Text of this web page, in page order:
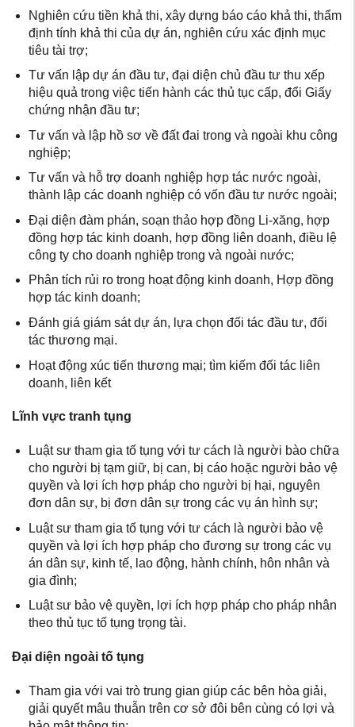
Nghiên cứu tiền khả thi, xây dựng báo cáo khả thi, thẩm
định tính khả thi của dự án, nghiên cứu xác định mục
tiêu tài trợ;
Tư vấn lập dự án đầu tư, đại diện chủ đầu tư thu xếp
hiệu quả trong việc tiến hành các thủ tục cấp, đổi Giấy
chứng nhận đầu tư;
Tư vấn và lập hồ sơ về đất đai trong và ngoài khu công
nghiệp;
Tư vấn và hỗ trợ doanh nghiệp hợp tác nước ngoài,
thành lập các doanh nghiệp có vốn đầu tư nước ngoài;
Đại diện đàm phán, soạn thảo hợp đồng Li-xăng, hợp
đồng hợp tác kinh doanh, hợp đồng liên doanh, điều lệ
công ty cho doanh nghiệp trong và ngoài nước;
Phân tích rủi ro trong hoạt động kinh doanh, Hợp đồng
hợp tác kinh doanh;
Đánh giá giám sát dự án, lựa chọn đối tác đầu tư, đối
tác thương mại.
Hoạt động xúc tiến thương mại; tìm kiếm đối tác liên
doanh, liên kết
Lĩnh vực tranh tụng
Luật sư tham gia tố tụng với tư cách là người bào chữa
cho người bị tạm giữ, bị can, bị cáo hoặc người bảo vệ
quyền và lợi ích hợp pháp cho người bị hại, nguyên
đơn dân sự, bị đơn dân sự trong các vụ án hình sự;
Luật sư tham gia tố tụng với tư cách là người bảo vệ
quyền và lợi ích hợp pháp cho đương sự trong các vụ
án dân sự, kinh tế, lao động, hành chính, hôn nhân và
gia đình;
Luật sư bảo vệ quyền, lợi ích hợp pháp cho pháp nhân
theo thủ tục tố tụng trọng tài.
Đại diện ngoài tố tụng
Tham gia với vai trò trung gian giúp các bên hòa giải,
giải quyết mâu thuẫn trên cơ sở đôi bên cùng có lợi và